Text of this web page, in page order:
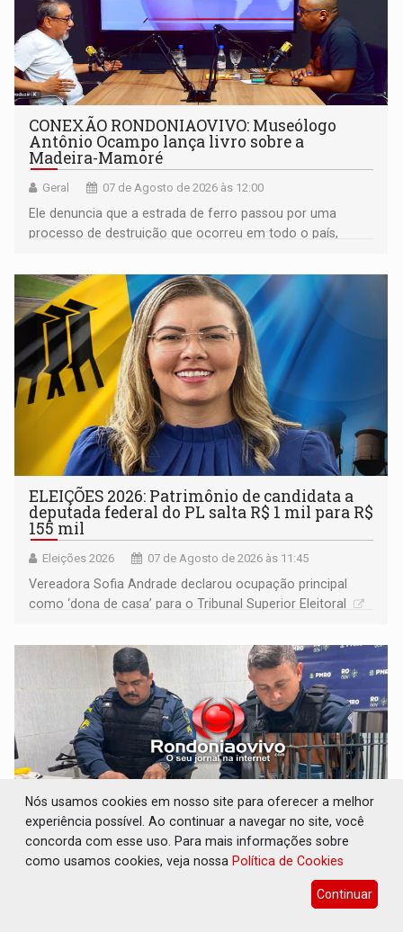
CONEXÃO RONDONIAOVIVO: Museólogo
Antônio Ocampo lança livro sobre a
Madeira-Mamoré
Geral 07 de Agosto de 2026 às 12:00
Ele denuncia que a estrada de ferro passou por uma
processo de destruição que ocorreu em todo o país,
ELEIÇÕES 2026: Patrimônio de candidata a
deputada federal do PL salta R$ 1 mil para R$
155 mil
Eleições 2026 07 de Agosto de 2026 às 11:45
Vereadora Sofia Andrade declarou ocupação principal
como ‘dona de casa’ para o Tribunal Superior Eleitoral
VÍDEO: Quadrilha é flagrada com cerca de
Nós usamos cookies em nosso site para oferecer a melhor
experiência possível. Ao continuar a navegar no site, você
concorda com esse uso. Para mais informações sobre
como usamos cookies, veja nossa Política de Cookies
Continuar